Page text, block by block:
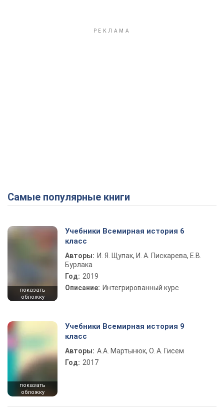
Самые популярные книги
показать
обложку
Учебники Всемирная история 6
класс
Авторы: И. Я. Щупак, И. А. Пискарева, Е.В.
Бурлака
Год: 2019
Описание: Интегрированный курс
показать
обложку
Учебники Всемирная история 9
класс
Авторы: А.А. Мартынюк, О. А. Гисем
Год: 2017